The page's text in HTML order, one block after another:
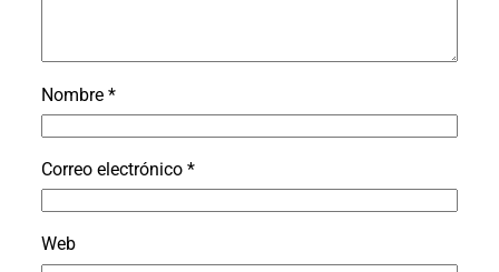
Nombre *
Correo electrónico *
Web